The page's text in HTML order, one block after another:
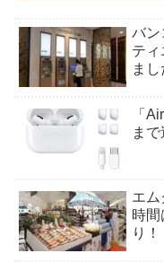
バン
ティ
まし
「
ま
エム
時間
り！